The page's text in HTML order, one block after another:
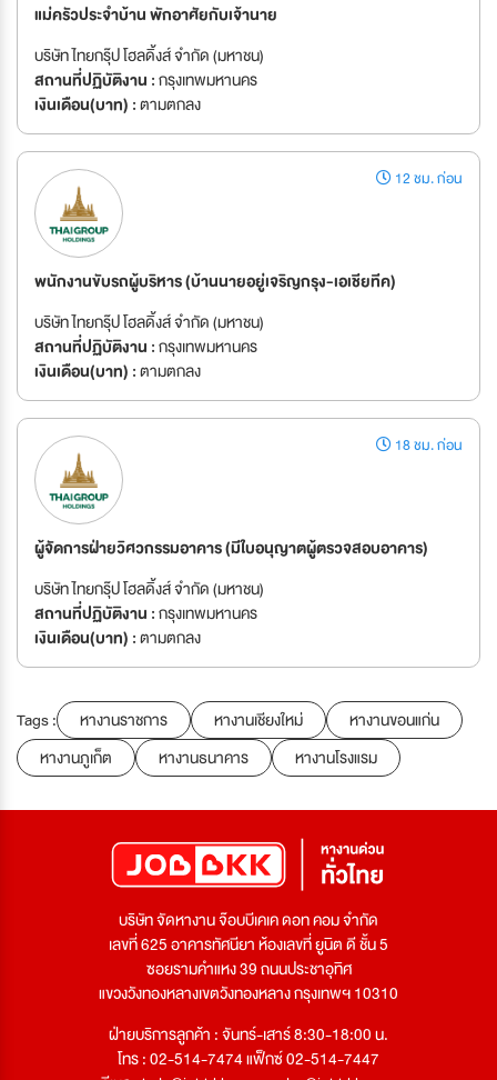
แม่ครัวประจำบ้าน พักอาศัยกับเจ้านาย
บริษัท ไทยกรุ๊ป โฮลดิ้งส์ จำกัด (มหาชน)
สถานที่ปฏิบัติงาน :กรุงเทพมหานคร
เงินเดือน(บาท) :ตามตกลง
12 ชม. ก่อน
พนักงานขับรถผู้บริหาร (บ้านนายอยู่เจริญกรุง-เอเชียทีค)
บริษัท ไทยกรุ๊ป โฮลดิ้งส์ จำกัด (มหาชน)
สถานที่ปฏิบัติงาน :กรุงเทพมหานคร
เงินเดือน(บาท) :ตามตกลง
18 ชม. ก่อน
ผู้จัดการฝ่ายวิศวกรรมอาคาร (มีใบอนุญาตผู้ตรวจสอบอาคาร)
บริษัท ไทยกรุ๊ป โฮลดิ้งส์ จำกัด (มหาชน)
สถานที่ปฏิบัติงาน :กรุงเทพมหานคร
เงินเดือน(บาท) :ตามตกลง
Tags : หางานราชการ หางานเชียงใหม่
หางานขอนแก่น
หางานภูเก็ต
หางานธนาคาร หางานโรงแรม
บริษัท จัดหางาน จ๊อบบีเคเค ดอท คอม จำกัด
เลขที่ 625 อาคารทัศนียา ห้องเลขที่ ยูนิต ดี ชั้น 5
ซอยรามคำแหง 39 ถนนประชาอุทิศ
แขวงวังทองหลางเขตวังทองหลาง กรุงเทพฯ 10310
ฝ่ายบริการลูกค้า : จันทร์-เสาร์ 8:30-18:00 น.
โทร : 02-514-7474 แฟ็กซ์ 02-514-7447